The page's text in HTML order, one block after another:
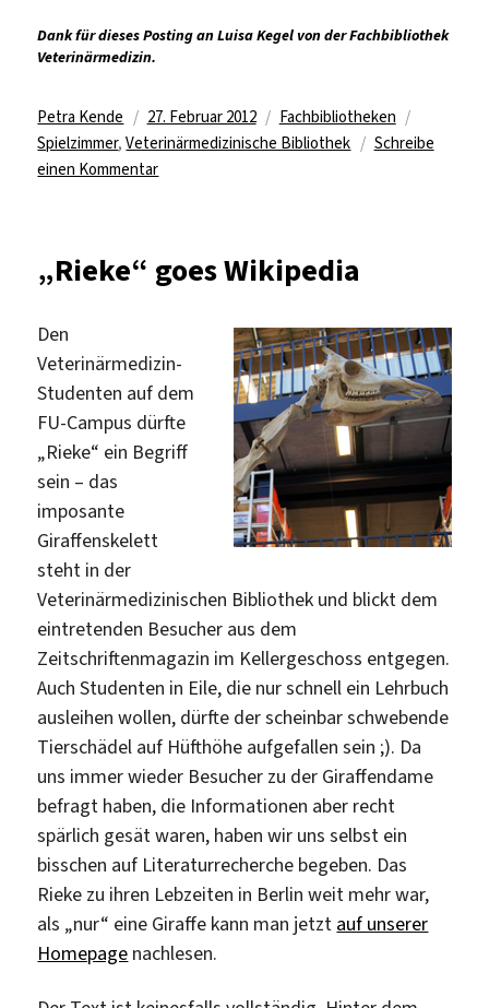
Dank für dieses Posting an Luisa Kegel von der Fachbibliothek
Veterinärmedizin.
Autor
Petra Kende
Veröffentlicht
am
27. Februar 2012 Kategorien
Fachbibliotheken
Spielzimmer,Veterinärmedizinische Bibliothek
Schreibe
einen Kommentarzu
Lehrbuch
Bibliothek
„Rieke“ goes Wikipedia
Den
Veterinärmedizin-
Studenten auf dem
FU-Campus dürfte
„Rieke“ ein Begriff
sein – das
imposante
Giraffenskelett
steht in der
Veterinärmedizinischen Bibliothek und blickt dem
eintretenden Besucher aus dem
Zeitschriftenmagazin im Kellergeschoss entgegen.
Auch Studenten in Eile, die nur schnell ein Lehrbuch
ausleihen wollen, dürfte der scheinbar schwebende
Tierschädel auf Hüfthöhe aufgefallen sein ;). Da
uns immer wieder Besucher zu der Giraffendame
befragt haben, die Informationen aber recht
spärlich gesät waren, haben wir uns selbst ein
bisschen auf Literaturrecherche begeben. Das
Rieke zu ihren Lebzeiten in Berlin weit mehr war,
als „nur“ eine Giraffe kann man jetzt auf unserer
Homepage nachlesen.